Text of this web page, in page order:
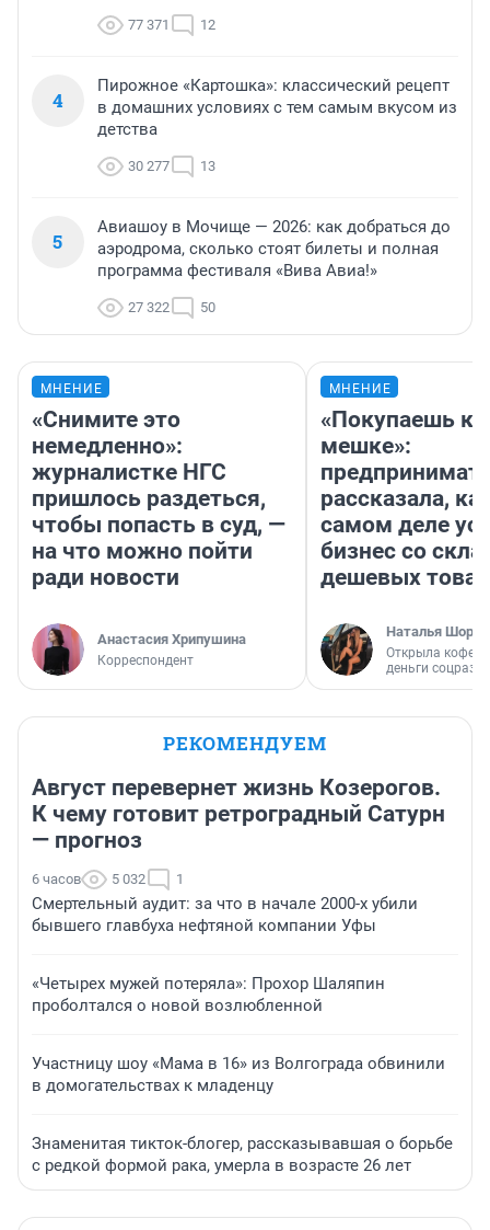
77 371 12
4
Пирожное «Картошка»: классический рецепт
в домашних условиях с тем самым вкусом из
детства
30 277 13
5
Авиашоу в Мочище — 2026: как добраться до
аэродрома, сколько стоят билеты и полная
программа фестиваля «Вива Авиа!»
27 322 50
МНЕНИЕ
«Снимите это
немедленно»:
журналистке НГС
пришлось раздеться,
чтобы попасть в суд, —
на что можно пойти
ради новости
Анастасия Хрипушина
Корреспондент
МНЕНИЕ
«Покупаешь
мешке»:
рассказала,
самом деле
бизнес со
дешевых
Наталья
Открыла
деньги
РЕКОМЕНДУЕМ
Август перевернет жизнь Козерогов.
К чему готовит ретроградный Сатурн
— прогноз
6 часов 5 032 1
Смертельный аудит: за что в начале 2000-х убили
бывшего главбуха нефтяной компании Уфы
«Четырех мужей потеряла»: Прохор Шаляпин
проболтался о новой возлюбленной
Участницу шоу «Мама в 16» из Волгограда обвинили
в домогательствах к младенцу
Знаменитая тикток-блогер, рассказывавшая о борьбе
с редкой формой рака, умерла в возрасте 26 лет